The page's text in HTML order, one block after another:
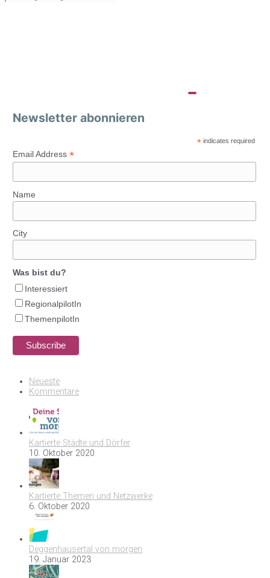
Newsletter abonnieren
* indicates required
Email Address *
Name
City
Was bist du?
Interessiert
RegionalpilotIn
ThemenpilotIn
Neueste
Kommentare
Kartierte Städte und Dörfer
10. Oktober 2020
Kartierte Themen und Netzwerke
6. Oktober 2020
Deggenhausertal von morgen
19. Januar 2023